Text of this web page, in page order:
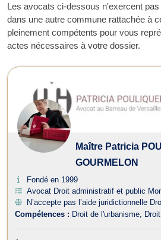
Les avocats ci-dessous n'exercent
dans une autre commune rattachée à
pleinement compétents pour vous
actes nécessaires à votre dossier.
Maître Patricia
GOURMELON
Fondé en 1999
Avocat Droit administratif et public
N’accepte pas l’aide juridictionnelle
Compétences : Droit de l'urbanisme